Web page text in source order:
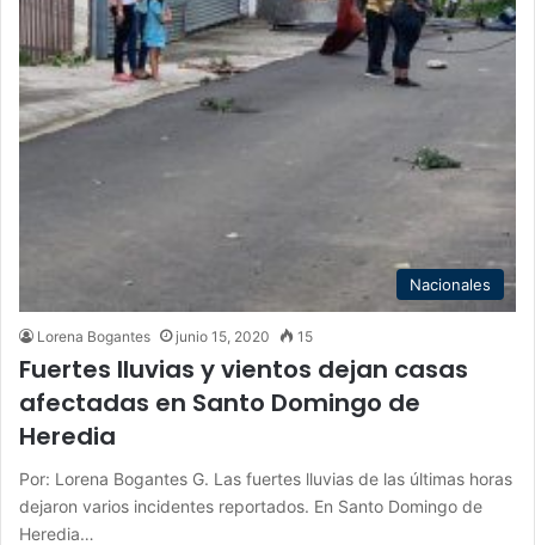
Nacionales
Lorena Bogantes junio 15, 2020 15
Fuertes lluvias y vientos dejan casas
afectadas en Santo Domingo de
Heredia
Por: Lorena Bogantes G. Las fuertes lluvias de las últimas horas
dejaron varios incidentes reportados. En Santo Domingo de
Heredia…